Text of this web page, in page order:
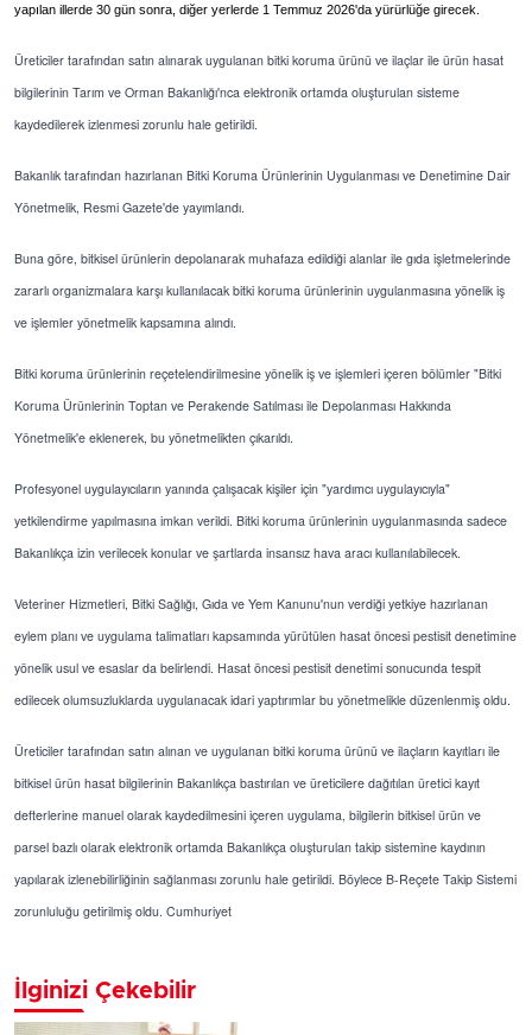
yapılan illerde 30 gün sonra, diğer yerlerde 1 Temmuz 2026'da yürürlüğe girecek.
Üreticiler tarafından satın alınarak uygulanan bitki koruma ürünü ve ilaçlar ile ürün hasat
bilgilerinin Tarım ve Orman Bakanlığı'nca elektronik ortamda oluşturulan sisteme
kaydedilerek izlenmesi zorunlu hale getirildi.
Bakanlık tarafından hazırlanan Bitki Koruma Ürünlerinin Uygulanması ve Denetimine Dair
Yönetmelik, Resmi Gazete'de yayımlandı.
Buna göre, bitkisel ürünlerin depolanarak muhafaza edildiği alanlar ile gıda işletmelerinde
zararlı organizmalara karşı kullanılacak bitki koruma ürünlerinin uygulanmasına yönelik iş
ve işlemler yönetmelik kapsamına alındı.
Bitki koruma ürünlerinin reçetelendirilmesine yönelik iş ve işlemleri içeren bölümler "Bitki
Koruma Ürünlerinin Toptan ve Perakende Satılması ile Depolanması Hakkında
Yönetmelik'e eklenerek, bu yönetmelikten çıkarıldı.
Profesyonel uygulayıcıların yanında çalışacak kişiler için "yardımcı uygulayıcıyla"
yetkilendirme yapılmasına imkan verildi. Bitki koruma ürünlerinin uygulanmasında sadece
Bakanlıkça izin verilecek konular ve şartlarda insansız hava aracı kullanılabilecek.
Veteriner Hizmetleri, Bitki Sağlığı, Gıda ve Yem Kanunu'nun verdiği yetkiye hazırlanan
eylem planı ve uygulama talimatları kapsamında yürütülen hasat öncesi pestisit denetimine
yönelik usul ve esaslar da belirlendi. Hasat öncesi pestisit denetimi sonucunda tespit
edilecek olumsuzluklarda uygulanacak idari yaptırımlar bu yönetmelikle düzenlenmiş oldu.
Üreticiler tarafından satın alınan ve uygulanan bitki koruma ürünü ve ilaçların kayıtları ile
bitkisel ürün hasat bilgilerinin Bakanlıkça bastırılan ve üreticilere dağıtılan üretici kayıt
defterlerine manuel olarak kaydedilmesini içeren uygulama, bilgilerin bitkisel ürün ve
parsel bazlı olarak elektronik ortamda Bakanlıkça oluşturulan takip sistemine kaydının
yapılarak izlenebilirliğinin sağlanması zorunlu hale getirildi. Böylece B-Reçete Takip Sistemi
zorunluluğu getirilmiş oldu. Cumhuriyet
İlginizi Çekebilir